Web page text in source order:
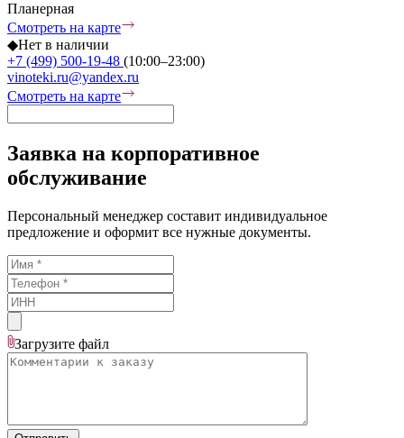
Планерная
Смотреть на карте
◆Нет в наличии
+7 (499) 500-19-48 (10:00–23:00)
vinoteki.ru@yandex.ru
Смотреть на карте
Заявка на корпоративное
обслуживание
Персональный менеджер составит индивидуальное
предложение и оформит все нужные документы.
Загрузите файл